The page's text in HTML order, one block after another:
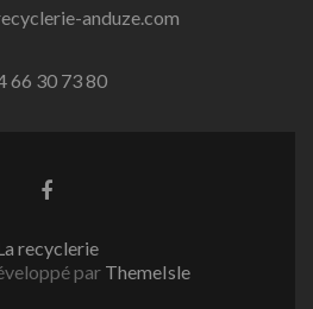
anduze.com
66 30 73 80
Lien Facebook
recyclerie
par ThemeIsle